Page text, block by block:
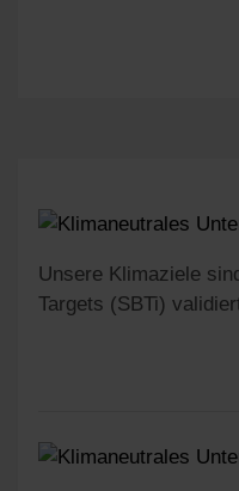
Unsere Klimaziele
Targets (SBTi)